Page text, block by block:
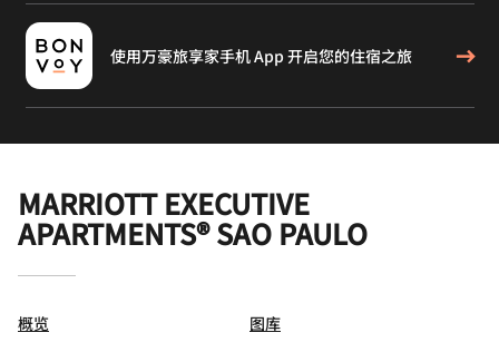
使用万豪旅享家手机 App 开启您的住宿之旅
MARRIOTT EXECUTIVE
APARTMENTS® SAO PAULO
概览
图库